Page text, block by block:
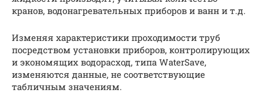
кранов, водонагревательных приборов и ванн и т.д.
Изменяя характеристики проходимости труб
посредством установки приборов, контролирующих
и экономящих водорасход, типа WaterSave,
изменяются данные, не соответствующие
табличным значениям.